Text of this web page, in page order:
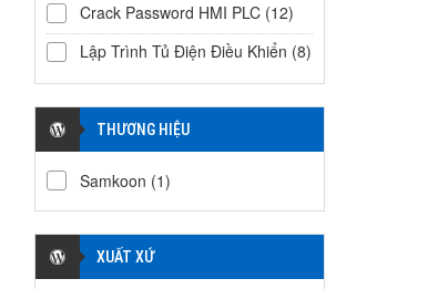
Crack Password HMI PLC (12)
Lập Trình Tủ Điện Điều Khiển (8)
THƯƠNG HIỆU
Samkoon (1)
XUẤT XỨ